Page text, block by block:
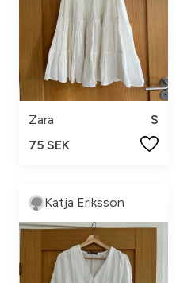
Zara
S
75 SEK
Katja Eriksson